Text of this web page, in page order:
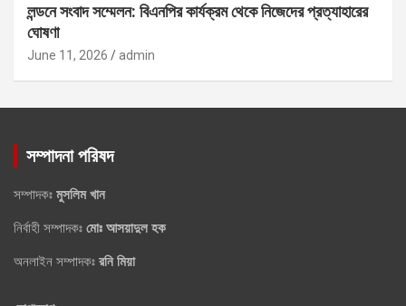
লন্ডনে সংবাদ সম্মেলন: বিএনপির কার্যক্রম থেকে নিজেদের প্রত্যাহারের
ঘোষণা
June 11, 2026 admin
সম্পাদনা পরিষদ
সম্পাদকঃ মুসলিম খান
নির্বাহী সম্পাদকঃ মোঃ আসয়াদুল হক
অনলাইন সম্পাদকঃ রনি মিয়া